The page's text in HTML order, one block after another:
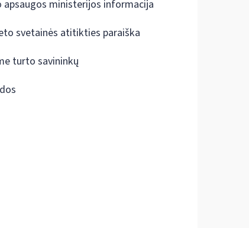
apsaugos ministerijos informacija
svetainės atitikties paraiška
turto savininkų